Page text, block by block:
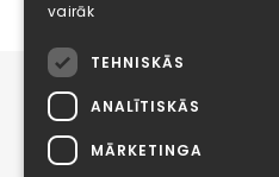
Copyright © 2015-2026
elizings - Kredītu
vairāk
TEHNISKĀS
ANALĪTISKĀS
MĀRKETINGA